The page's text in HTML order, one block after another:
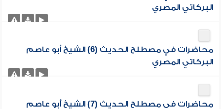
البركاتي المصري
محاضرات في مصطلح الحديث (6) الشيخ أبو عاصم
البركاتي المصري
محاضرات في مصطلح الحديث (7) الشيخ أبو عاصم